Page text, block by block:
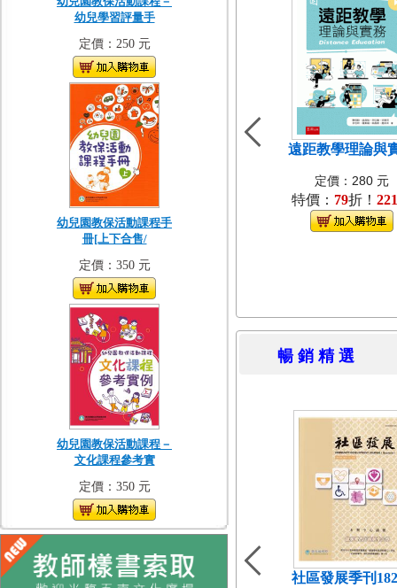
幼兒學習評量手
定價：250 元
幼兒園教保活動課程手
冊[上下合售/
定價：350 元
幼兒園教保活動課程－
文化課程參考實
定價：350 元
遠距教學理論與
定價：280 元
特價： 79折！ 221
暢 銷 精
社區發展季刊